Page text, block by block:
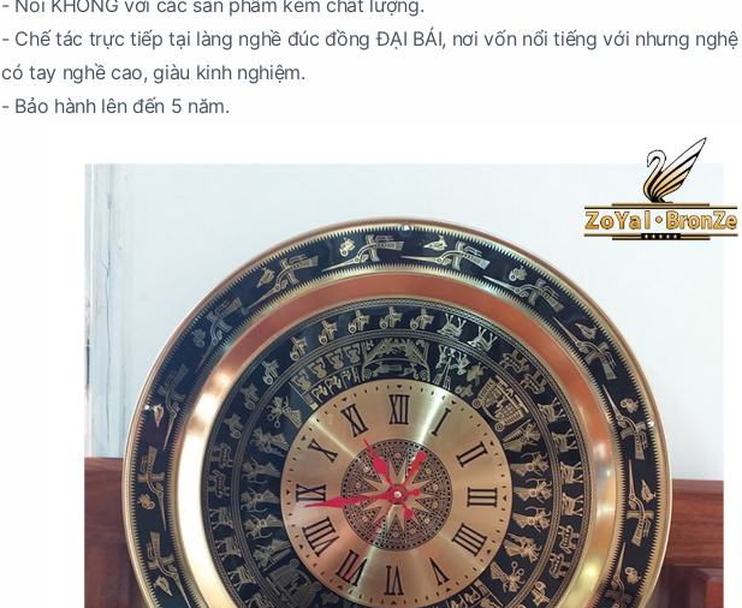
- Nói KHÔNG với các sản phẩm kém chất lượng.
- Chế tác trực tiếp tại làng nghề đúc đồng ĐẠI BÁI, nơi vốn nổi tiếng với nhưng nghệ
có tay nghề cao, giàu kinh nghiệm.
- Bảo hành lên đến 5 năm.